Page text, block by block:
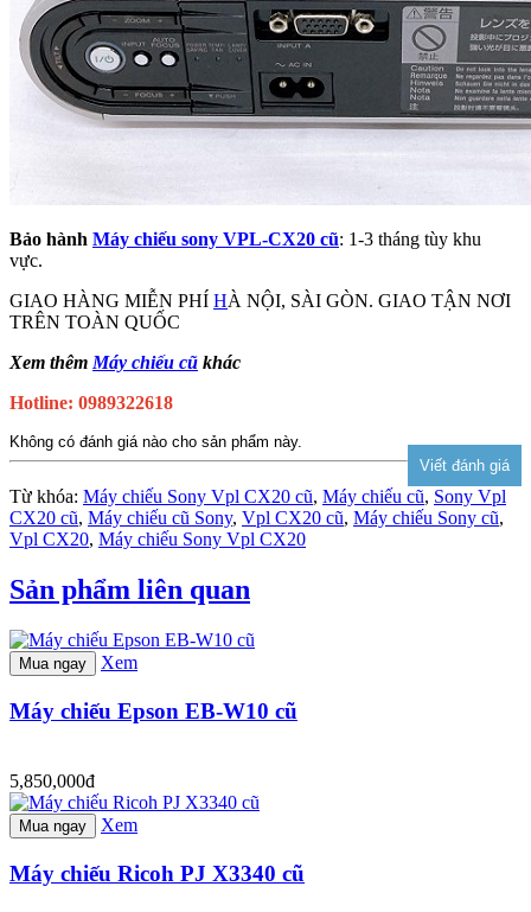
Bảo hành Máy chiếu sony VPL-CX20 cũ: 1-3 tháng tùy khu
vực.
GIAO HÀNG MIỄN PHÍ HÀ NỘI, SÀI GÒN. GIAO TẬN NƠI
TRÊN TOÀN QUỐC
Xem thêm Máy chiếu cũ khác
Hotline: 0989322618
Không có đánh giá nào cho sản phẩm này.
Từ khóa: Máy chiếu Sony Vpl CX20 cũ, Máy chiếu cũ, Sony Vpl
CX20 cũ, Máy chiếu cũ Sony, Vpl CX20 cũ, Máy chiếu Sony cũ,
Vpl CX20, Máy chiếu Sony Vpl CX20
Sản phẩm liên quan
Mua ngay Xem
Máy chiếu Epson EB-W10 cũ
5,850,000đ
Mua ngay Xem
Máy chiếu Ricoh PJ X3340 cũ